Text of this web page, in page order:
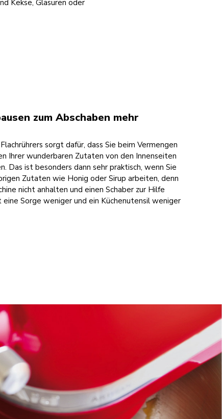
Kekse, Glasuren oder
zum Abschaben mehr
sorgt dafür, dass Sie beim Vermengen
Ihrer wunderbaren Zutaten von den Innenseiten
Das ist besonders dann sehr praktisch, wenn Sie
Zutaten wie Honig oder Sirup arbeiten, denn
nicht anhalten und einen Schaber zur Hilfe
Sorge weniger und ein Küchenutensil weniger